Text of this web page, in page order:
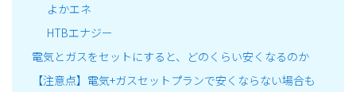
よかエネ
HTBエナジー
電気とガスをセットにすると、どのくらい安くなるのか
【注意点】電気+ガスセットプランで安くならない場合も